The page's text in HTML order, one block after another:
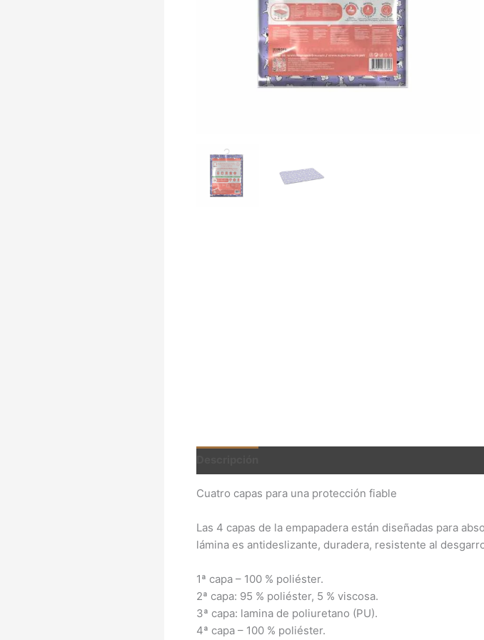
Cuatro capas para una protección fiable
Las 4 capas de la empapadera están diseñadas para
lámina es antideslizante, duradera, resistente al
1ª capa – 100 % poliéster.
2ª capa: 95 % poliéster, 5 % viscosa.
3ª capa: lamina de poliuretano (PU).
4ª capa – 100 % poliéster.